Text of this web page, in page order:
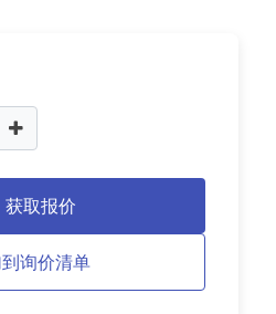
获取报价
询价清单